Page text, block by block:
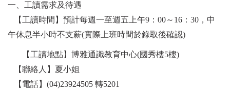
一、工讀需求及待遇
【工讀時間】預計每週一至週五上午9：00～16：30，中
午休息半小時不支薪(實際上班時間於錄取後確認)
【工讀地點】博雅通識教育中心(國秀樓5樓)
【聯絡人】夏小姐
【電話】(04)23924505 轉5201